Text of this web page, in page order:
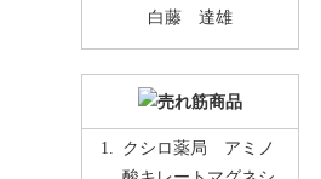
白藤 達雄
クシロ薬局 アミノ